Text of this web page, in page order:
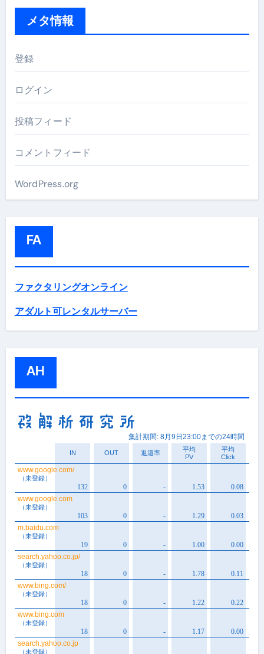
メタ情報
登録
ログイン
投稿フィード
コメントフィード
WordPress.org
FA
ファクタリングオンライン
アダルト可レンタルサーバー
AH